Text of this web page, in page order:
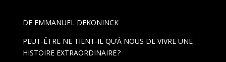
DE EMMANUEL DEKONINCK
PEUT-ÊTRE NE TIENT-IL QU’À NOUS DE VIVRE UNE
HISTOIRE EXTRAORDINAIRE ?